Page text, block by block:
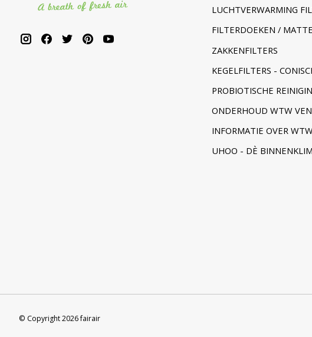
LUCHTVERWARMING
FILTERDOEKEN /
ZAKKENFILTERS
KEGELFILTERS -
PROBIOTISCHE
ONDERHOUD WTW
INFORMATIE OVER
UHOO - DÈ
© Copyright 2026 fairair